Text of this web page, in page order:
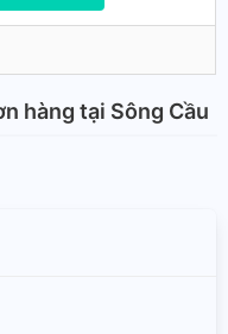
hàng tại Sông Cầu